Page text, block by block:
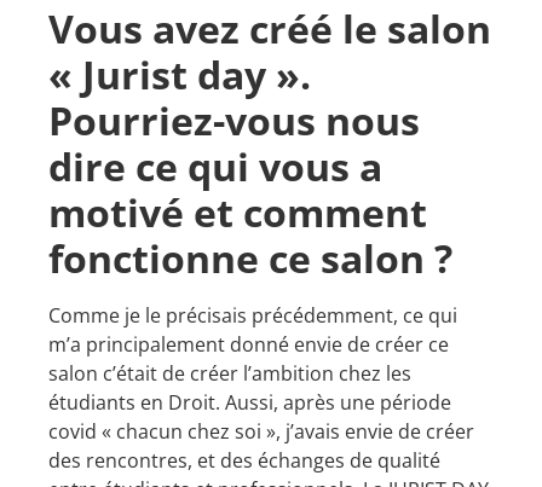
Vous avez créé le salon
« Jurist day ».
Pourriez-vous nous
dire ce qui vous a
motivé et comment
fonctionne ce salon ?
Comme je le précisais précédemment, ce qui
m’a principalement donné envie de créer ce
salon c’était de créer l’ambition chez les
étudiants en Droit. Aussi, après une période
covid « chacun chez soi », j’avais envie de créer
des rencontres, et des échanges de qualité